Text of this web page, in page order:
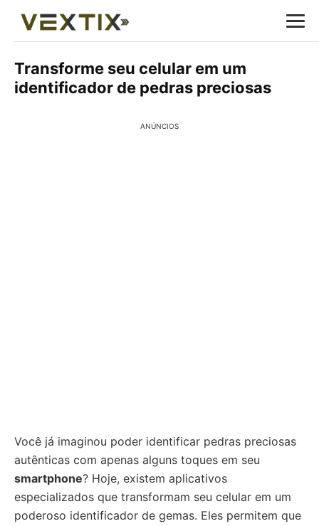
Transforme seu celular em um
identificador de pedras preciosas
ANÚNCIOS
Você já imaginou poder identificar pedras preciosas
autênticas com apenas alguns toques em seu
smartphone? Hoje, existem aplicativos
especializados que transformam seu celular em um
poderoso identificador de gemas. Eles permitem que